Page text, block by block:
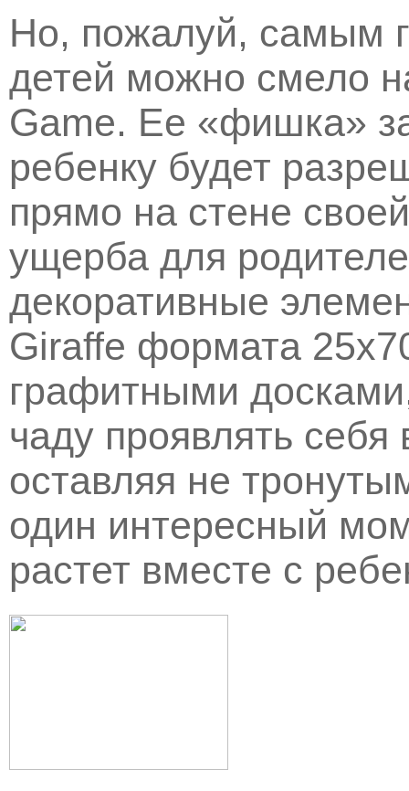
Но, пожалуй, самым
детей можно смело
Game. Ее «фишка»
ребенку будет
прямо на стене
ущерба для
декоративные
Giraffe формата
графитными
чаду проявлять
оставляя не
один интересный
растет вместе с